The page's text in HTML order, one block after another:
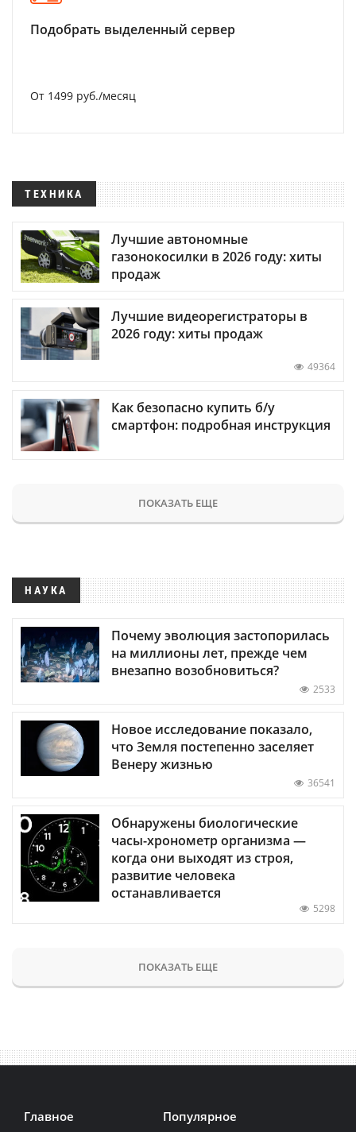
Подобрать выделенный сервер
От 1499 руб./месяц
ТЕХНИКА
Лучшие автономные
газонокосилки в 2026 году: хиты
продаж
Лучшие видеорегистраторы в
2026 году: хиты продаж
49364
Как безопасно купить б/у
смартфон: подробная инструкция
ПОКАЗАТЬ ЕЩЕ
НАУКА
Почему эволюция застопорилась
на миллионы лет, прежде чем
внезапно возобновиться?
2533
Новое исследование показало,
что Земля постепенно заселяет
Венеру жизнью
36541
Обнаружены биологические
часы-хронометр организма —
когда они выходят из строя,
развитие человека
останавливается
5298
ПОКАЗАТЬ ЕЩЕ
Главное Популярное